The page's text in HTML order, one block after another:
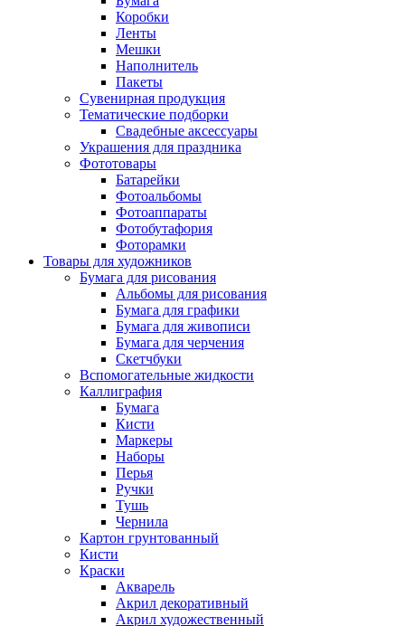
Коробки
Ленты
Мешки
Наполнитель
Пакеты
Сувенирная продукция
Тематические подборки
Свадебные аксессуары
Украшения для праздника
Фототовары
Батарейки
Фотоальбомы
Фотоаппараты
Фотобутафория
Фоторамки
Товары для художников
Бумага для рисования
Альбомы для рисования
Бумага для графики
Бумага для живописи
Бумага для черчения
Скетчбуки
Вспомогательные жидкости
Каллиграфия
Бумага
Кисти
Маркеры
Наборы
Перья
Ручки
Тушь
Чернила
Картон грунтованный
Кисти
Краски
Акварель
Акрил декоративный
Акрил художественный